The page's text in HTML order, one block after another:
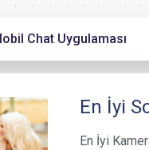
Chat Uygulaması
En İyi
En İyi